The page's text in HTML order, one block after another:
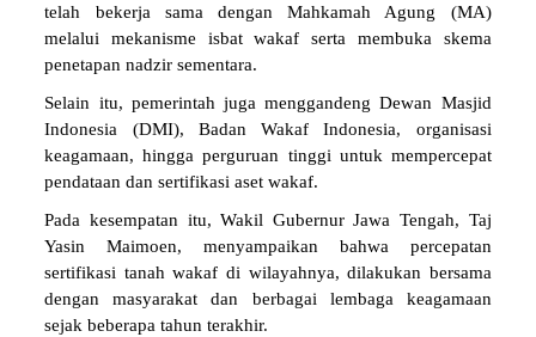
telah bekerja sama dengan Mahkamah Agung (MA)
melalui mekanisme isbat wakaf serta membuka skema
penetapan nadzir sementara.
Selain itu, pemerintah juga menggandeng Dewan Masjid
Indonesia (DMI), Badan Wakaf Indonesia, organisasi
keagamaan, hingga perguruan tinggi untuk mempercepat
pendataan dan sertifikasi aset wakaf.
Pada kesempatan itu, Wakil Gubernur Jawa Tengah, Taj
Yasin Maimoen, menyampaikan bahwa percepatan
sertifikasi tanah wakaf di wilayahnya, dilakukan bersama
dengan masyarakat dan berbagai lembaga keagamaan
sejak beberapa tahun terakhir.